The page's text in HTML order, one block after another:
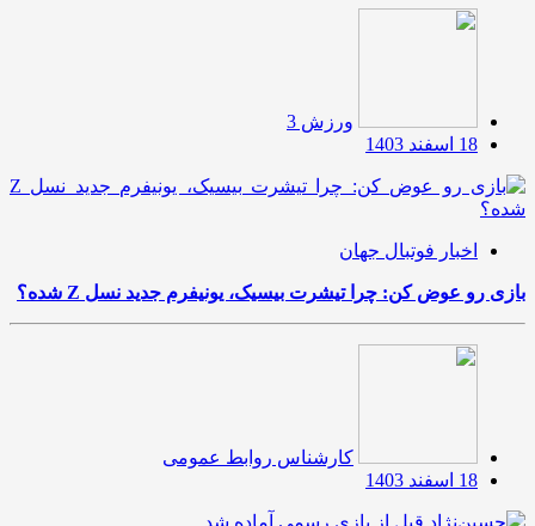
ورزش 3
18 اسفند 1403
اخبار فوتبال جهان
بازی رو عوض کن: چرا تیشرت بیسیک، یونیفرم جدید نسل Z شده؟
کارشناس روابط عمومی
18 اسفند 1403